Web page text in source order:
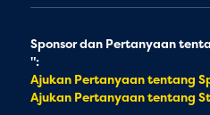
Sponsor dan Pertanyaan
":
Ajukan Pertanyaan tentang
Ajukan Pertanyaan tentang